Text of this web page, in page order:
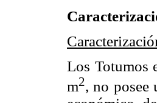
Los Totumos
m2, no posee